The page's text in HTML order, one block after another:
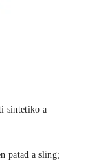
sintetiko a
patad a sling;